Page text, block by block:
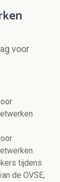
voor
tijdens
de OVSE,